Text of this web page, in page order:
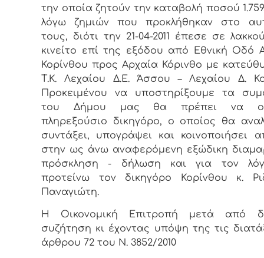
την οποία ζητούν την καταβολή ποσού
λόγω ζημιών που προκλήθηκαν στο
τους, διότι την 21-04-2011 έπεσε σε
κινείτο επί της εξόδου από Εθνική Οδό
Κορίνθου προς Αρχαία Κόρινθο με
Τ.Κ. Λεχαίου Δ.Ε. Άσσου – Λεχαίου Δ.
Προκειμένου να υποστηρίξουμε τα
του Δήμου μας θα πρέπει να
πληρεξούσιο δικηγόρο, ο οποίος θα
συντάξει, υπογράψει και κοινοποιήσει
στην ως άνω αναφερόμενη εξώδικη
πρόσκληση - δήλωση και για τον
προτείνω τον δικηγόρο Κορίνθου κ.
Παναγιώτη.
Η Οικονομική Επιτροπή μετά από
συζήτηση κι έχοντας υπόψη της τις
άρθρου 72 του Ν. 3852/2010